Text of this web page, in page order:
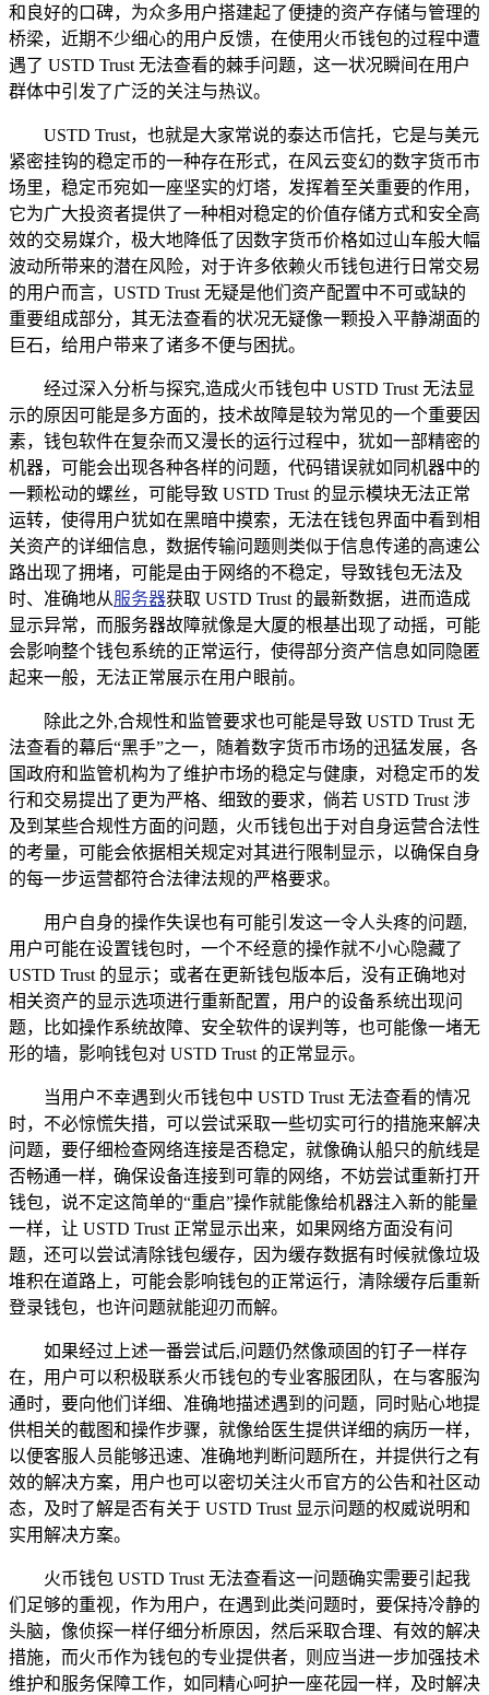
和良好的口碑，为众多用户搭建起了便捷的资产存储与管理的
桥梁，近期不少细心的用户反馈，在使用火币钱包的过程中遭
遇了 USTD Trust 无法查看的棘手问题，这一状况瞬间在用户
群体中引发了广泛的关注与热议。
USTD Trust，也就是大家常说的泰达币信托，它是与美元
紧密挂钩的稳定币的一种存在形式，在风云变幻的数字货币市
场里，稳定币宛如一座坚实的灯塔，发挥着至关重要的作用，
它为广大投资者提供了一种相对稳定的价值存储方式和安全高
效的交易媒介，极大地降低了因数字货币价格如过山车般大幅
波动所带来的潜在风险，对于许多依赖火币钱包进行日常交易
的用户而言，USTD Trust 无疑是他们资产配置中不可或缺的
重要组成部分，其无法查看的状况无疑像一颗投入平静湖面的
巨石，给用户带来了诸多不便与困扰。
经过深入分析与探究,造成火币钱包中 USTD Trust 无法显
示的原因可能是多方面的，技术故障是较为常见的一个重要因
素，钱包软件在复杂而又漫长的运行过程中，犹如一部精密的
机器，可能会出现各种各样的问题，代码错误就如同机器中的
一颗松动的螺丝，可能导致 USTD Trust 的显示模块无法正常
运转，使得用户犹如在黑暗中摸索，无法在钱包界面中看到相
关资产的详细信息，数据传输问题则类似于信息传递的高速公
路出现了拥堵，可能是由于网络的不稳定，导致钱包无法及
时、准确地从服务器获取 USTD Trust 的最新数据，进而造成
显示异常，而服务器故障就像是大厦的根基出现了动摇，可能
会影响整个钱包系统的正常运行，使得部分资产信息如同隐匿
起来一般，无法正常展示在用户眼前。
除此之外,合规性和监管要求也可能是导致 USTD Trust 无
法查看的幕后“黑手”之一，随着数字货币市场的迅猛发展，各
国政府和监管机构为了维护市场的稳定与健康，对稳定币的发
行和交易提出了更为严格、细致的要求，倘若 USTD Trust 涉
及到某些合规性方面的问题，火币钱包出于对自身运营合法性
的考量，可能会依据相关规定对其进行限制显示，以确保自身
的每一步运营都符合法律法规的严格要求。
用户自身的操作失误也有可能引发这一令人头疼的问题,
用户可能在设置钱包时，一个不经意的操作就不小心隐藏了
USTD Trust 的显示；或者在更新钱包版本后，没有正确地对
相关资产的显示选项进行重新配置，用户的设备系统出现问
题，比如操作系统故障、安全软件的误判等，也可能像一堵无
形的墙，影响钱包对 USTD Trust 的正常显示。
当用户不幸遇到火币钱包中 USTD Trust 无法查看的情况
时，不必惊慌失措，可以尝试采取一些切实可行的措施来解决
问题，要仔细检查网络连接是否稳定，就像确认船只的航线是
否畅通一样，确保设备连接到可靠的网络，不妨尝试重新打开
钱包，说不定这简单的“重启”操作就能像给机器注入新的能量
一样，让 USTD Trust 正常显示出来，如果网络方面没有问
题，还可以尝试清除钱包缓存，因为缓存数据有时候就像垃圾
堆积在道路上，可能会影响钱包的正常运行，清除缓存后重新
登录钱包，也许问题就能迎刃而解。
如果经过上述一番尝试后,问题仍然像顽固的钉子一样存
在，用户可以积极联系火币钱包的专业客服团队，在与客服沟
通时，要向他们详细、准确地描述遇到的问题，同时贴心地提
供相关的截图和操作步骤，就像给医生提供详细的病历一样，
以便客服人员能够迅速、准确地判断问题所在，并提供行之有
效的解决方案，用户也可以密切关注火币官方的公告和社区动
态，及时了解是否有关于 USTD Trust 显示问题的权威说明和
实用解决方案。
火币钱包 USTD Trust 无法查看这一问题确实需要引起我
们足够的重视，作为用户，在遇到此类问题时，要保持冷静的
头脑，像侦探一样仔细分析原因，然后采取合理、有效的解决
措施，而火币作为钱包的专业提供者，则应当进一步加强技术
维护和服务保障工作，如同精心呵护一座花园一样，及时解决